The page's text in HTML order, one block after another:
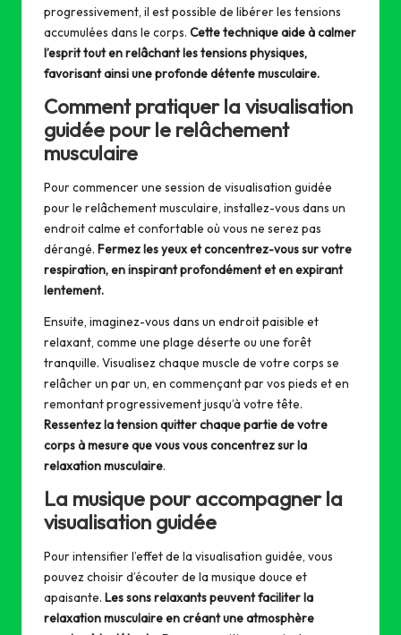
progressivement, il est possible de libérer les tensions
accumulées dans le corps. Cette technique aide à calmer
l’esprit tout en relâchant les tensions physiques,
favorisant ainsi une profonde détente musculaire.
Comment pratiquer la visualisation
guidée pour le relâchement
musculaire
Pour commencer une session de visualisation guidée
pour le relâchement musculaire, installez-vous dans un
endroit calme et confortable où vous ne serez pas
dérangé. Fermez les yeux et concentrez-vous sur votre
respiration, en inspirant profondément et en expirant
lentement.
Ensuite, imaginez-vous dans un endroit paisible et
relaxant, comme une plage déserte ou une forêt
tranquille. Visualisez chaque muscle de votre corps se
relâcher un par un, en commençant par vos pieds et en
remontant progressivement jusqu’à votre tête.
Ressentez la tension quitter chaque partie de votre
corps à mesure que vous vous concentrez sur la
relaxation musculaire.
La musique pour accompagner la
visualisation guidée
Pour intensifier l’effet de la visualisation guidée, vous
pouvez choisir d’écouter de la musique douce et
apaisante. Les sons relaxants peuvent faciliter la
relaxation musculaire en créant une atmosphère